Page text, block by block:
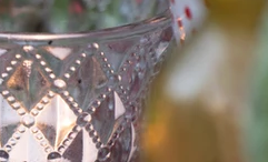
Kraft des Ortes
2021 Hildegard von Bingen